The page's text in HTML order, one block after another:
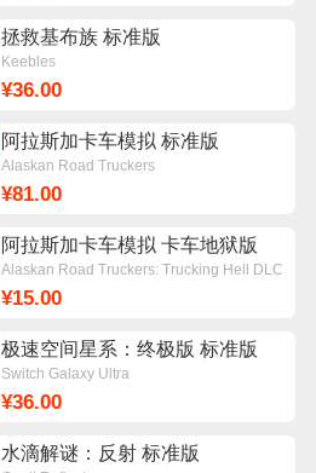
拯救基布族 标准版
Keebles
¥36.00
阿拉斯加卡车模拟 标准版
Alaskan Road Truckers
¥81.00
阿拉斯加卡车模拟 卡车地狱版
DLC
Alaskan Road Truckers: Trucking Hell DLC
¥15.00
极速空间星系：终极版 标准版
Switch Galaxy Ultra
¥36.00
水滴解谜：反射 标准版